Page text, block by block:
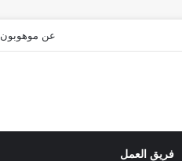
عن موهوبون
فريق العمل